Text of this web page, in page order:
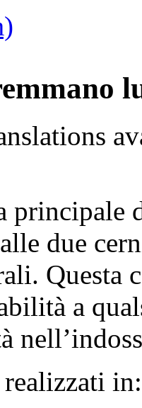
principale
due
Questa
a
realizzati in: